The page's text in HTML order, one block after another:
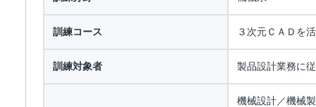
訓練コース ３次元ＣＡＤを
訓練対象者 製品設計業務に
機械設計／機械